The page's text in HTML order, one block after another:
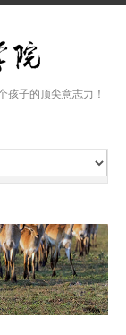
子的顶尖意志力！